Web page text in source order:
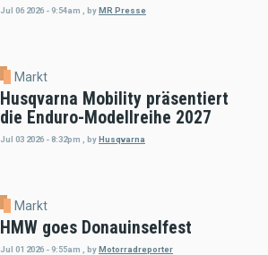
Jul 06 2026 - 9:54am , byMR Presse
Markt
Husqvarna Mobility präsentiert
die Enduro-Modellreihe 2027
Jul 03 2026 - 8:32pm byHusqvarna
Markt
HMW goes Donauinselfest
Jul 01 2026 - 9:55am byMotorradreporter